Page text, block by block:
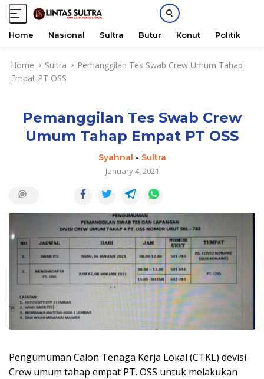
Home Nasional Sultra Butur Konut Politik
Home Sultra
Pemanggilan Tes Swab Crew Umum Tahap
Empat PT OSS
Pemanggilan Tes Swab Crew
Umum Tahap Empat PT OSS
Syahnal - Sultra
January 4, 2021
Pengumuman Calon Tenaga Kerja Lokal (CTKL) devisi
Crew umum tahap empat PT. OSS untuk melakukan